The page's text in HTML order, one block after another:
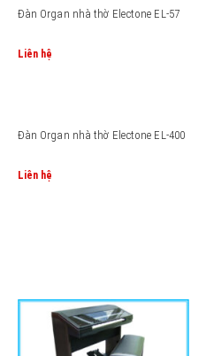
Đàn Organ nhà thờ Electone EL-57
Liên hệ
Đàn Organ nhà thờ Electone EL-400
Liên hệ